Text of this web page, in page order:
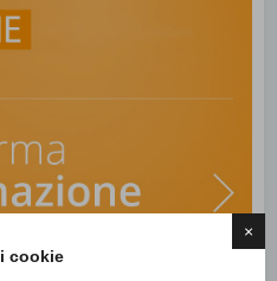
×
cookie